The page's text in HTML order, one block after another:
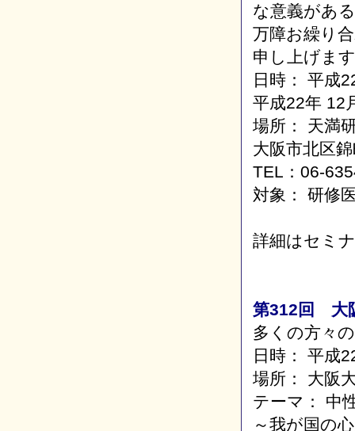
な意義があ
万障お繰り
申し上げま
日時： 平成
平成22年 12
場所： 天満
大阪市北区
TEL：06-
対象： 研修
詳細はセミ
第312回 大
多くの方々
日時： 平成
場所： 大阪
テーマ： 中
～我が国の